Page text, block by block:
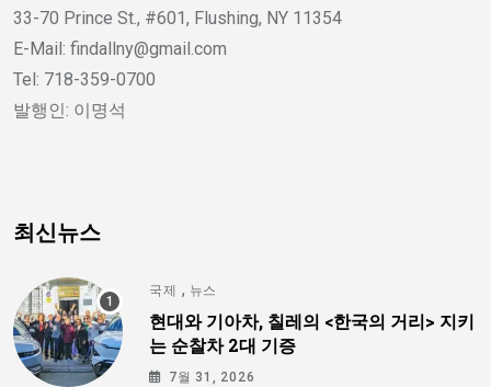
33-70 Prince St., #601, Flushing, NY 11354
E-Mail: findallny@gmail.com
Tel: 718-359-0700
발행인: 이명석
최신뉴스
국제 , 뉴스
현대와 기아차, 칠레의 <한국의 거리> 지키
는 순찰차 2대 기증
7월 31, 2026